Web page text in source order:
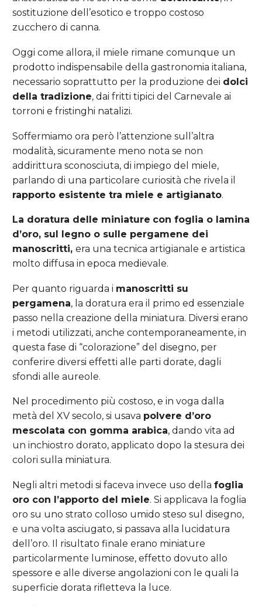
sostituzione dell’esotico e troppo costoso
zucchero di canna.
Oggi come allora, il miele rimane comunque un
prodotto indispensabile della gastronomia italiana,
necessario soprattutto per la produzione dei dolci
della tradizione, dai fritti tipici del Carnevale ai
torroni e fristinghi natalizi.
Soffermiamo ora però l’attenzione sull’altra
modalità, sicuramente meno nota se non
addirittura sconosciuta, di impiego del miele,
parlando di una particolare curiosità che rivela il
rapporto esistente tra miele e artigianato.
La doratura delle miniature con foglia o lamina
d’oro, sul legno o sulle pergamene dei
manoscritti, era una tecnica artigianale e artistica
molto diffusa in epoca medievale.
Per quanto riguarda i manoscritti su
pergamena, la doratura era il primo ed essenziale
passo nella creazione della miniatura. Diversi erano
i metodi utilizzati, anche contemporaneamente, in
questa fase di “colorazione” del disegno, per
conferire diversi effetti alle parti dorate, dagli
sfondi alle aureole.
Nel procedimento più costoso, e in voga dalla
metà del XV secolo, si usava polvere d’oro
mescolata con gomma arabica, dando vita ad
un inchiostro dorato, applicato dopo la stesura dei
colori sulla miniatura.
Negli altri metodi si faceva invece uso della foglia
oro con l’apporto del miele. Si applicava la foglia
oro su uno strato colloso umido steso sul disegno,
e una volta asciugato, si passava alla lucidatura
dell’oro. Il risultato finale erano miniature
particolarmente luminose, effetto dovuto allo
spessore e alle diverse angolazioni con le quali la
superficie dorata rifletteva la luce.